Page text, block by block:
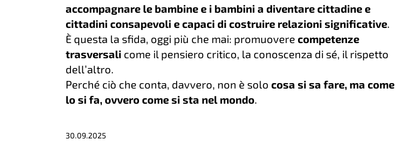
accompagnare le bambine e i bambini a diventare cittadine e
cittadini consapevoli e capaci di costruire relazioni significative.
È questa la sfida, oggi più che mai: promuoverecompetenze
trasversali come il pensiero critico, la conoscenza di sé, il rispetto
dell’altro.
Perché ciò che conta, davvero, non è solocosa si sa fare, ma come
lo si fa, ovvero come si sta nel mondo.
30.09.2025